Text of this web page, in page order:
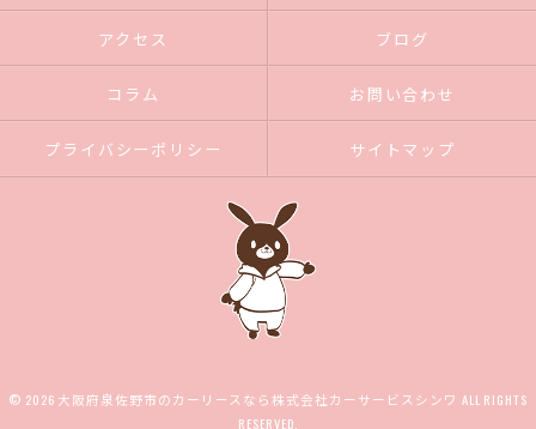
アクセス ブログ
コラム お問い合わせ
プライバシーポリシー サイトマップ
© 2026 大阪府泉佐野市のカーリースなら株式会社カーサービスシンワ ALL RIGHTS
RESERVED.